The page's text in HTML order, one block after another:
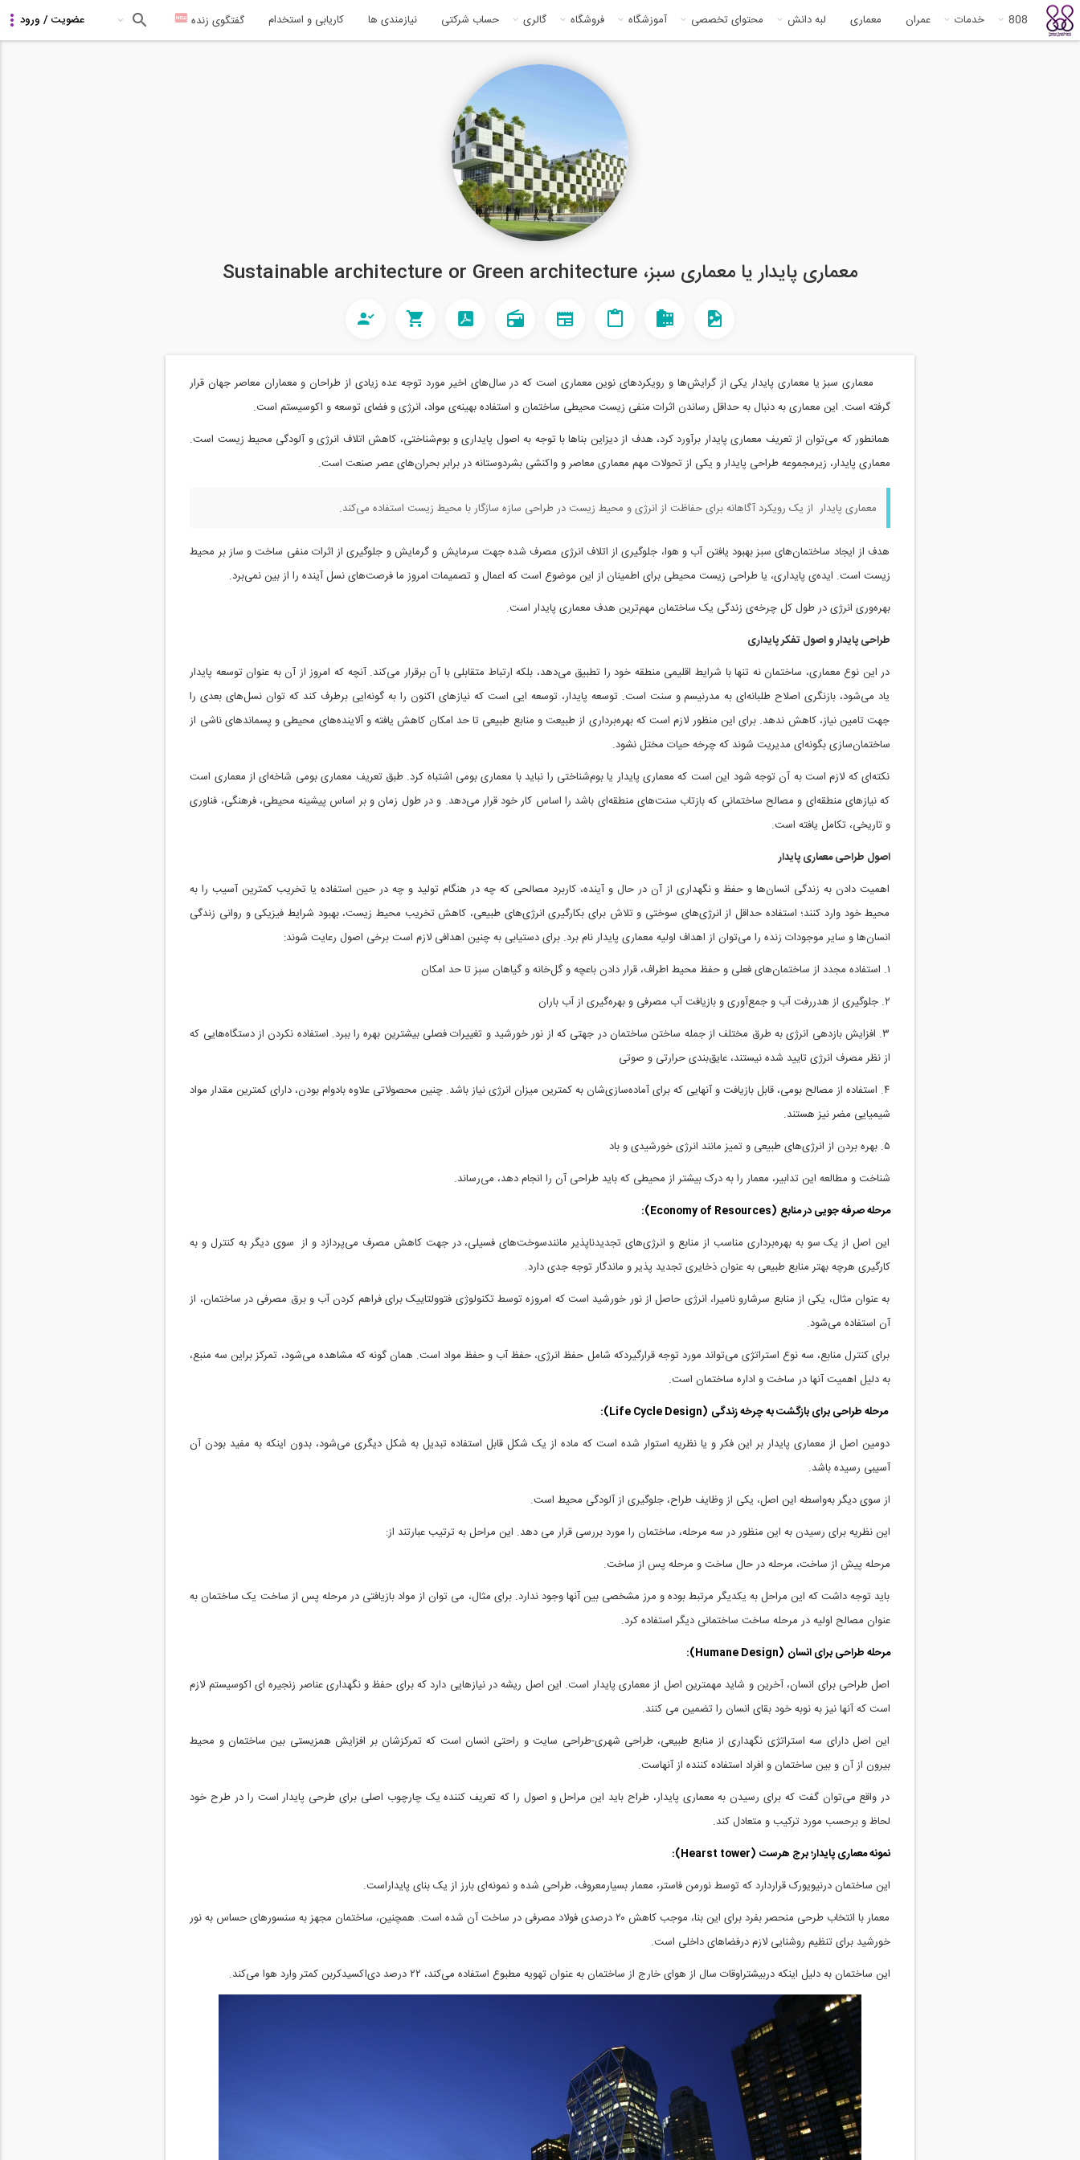
808 خدمات عمران معماری لبه دانش محتوای تخصصی آموزشگاه فروشگاه گالری حساب شرکتی نیازمندی ها کاریابی و استخدام گفتگوی زنده
معماری پایدار یا معماری سبز، Sustainable architecture or Green architecture
معماری سبز یا معماری پایدار یکی از گرایش‌ها و رویکردهای نوین معماری است که در سال‌های اخیر مورد توجه عده زیادی از طراحان و معماران معاصر جهان قرار
گرفته است. این معماری به دنبال به حداقل رساندن اثرات منفی زیست محیطی ساختمان و استفاده بهینه‌ی مواد، انرژی و فضای توسعه و اکوسیستم است.
همانطور که می‌توان از تعریف معماری پایدار برآورد کرد، هدف از دیزاین بناها با توجه به اصول پایداری و بوم‌شناختی، کاهش اتلاف انرژی و آلودگی محیط زیست است.
معماری پایدار، زیرمجموعه طراحی پایدار و یکی از تحولات مهم معماری معاصر و واکنشی بشردوستانه در برابر بحران‌های عصر صنعت است.
معماری پایدار از یک رویکرد آگاهانه برای حفاظت از انرژی و محیط زیست در طراحی سازه سازگار با محیط زیست استفاده می‌کند.
هدف از ایجاد ساختمان‌های سبز بهبود یافتن آب و هوا، جلوگیری از اتلاف انرژی مصرف شده جهت سرمایش و گرمایش و جلوگیری از اثرات منفی ساخت و ساز بر محیط
زیست است. ایده‌ی پایداری، یا طراحی زیست محیطی برای اطمینان از این موضوع است که اعمال و تصمیمات امروز ما فرصت‌های نسل آینده را از بین نمی‌برد.
بهره‌وری انرژی در طول کل چرخه‌ی زندگی یک ساختمان مهم‌ترین هدف معماری پایدار است.
طراحی پایدار و اصول تفکر پایداری
در این نوع معماری، ساختمان نه تنها با شرایط اقلیمی منطقه خود را تطبیق می‌دهد، بلکه ارتباط متقابلی با آن برقرار می‌کند. آنچه که امروز از آن به عنوان توسعه پایدار
یاد می‌شود، بازنگری اصلاح طلبانه‌ای به مدرنیسم و سنت است. توسعه پایدار، توسعه ایی است که نیازهای اکنون را به گونه‌ایی برطرف کند که توان نسل‌های بعدی را
جهت تامین نیاز، کاهش ندهد. برای این منظور لازم است که بهره‌برداری از طبیعت و منابع طبیعی تا حد امکان کاهش یافته و آلاینده‌های محیطی و پسماندهای ناشی از
ساختمان‌سازی بگونه‌ای مدیریت شوند که چرخه حیات مختل نشود.
نکته‌ای که لازم است به آن توجه شود این است که معماری پایدار یا بوم‌شناختی را نباید با معماری بومی اشتباه کرد. طبق تعریف معماری بومی شاخه‌ای از معماری است
که نیازهای منطقه‌ای و مصالح ساختمانی که بازتاب سنت‌های منطقه‌ای باشد را اساس کار خود قرار می‌دهد. و در طول زمان و بر اساس پیشینه محیطی، فرهنگی، فناوری
و تاریخی، تکامل یافته است.
اصول طراحی معماری پایدار
اهمیت دادن به زندگی انسان‌ها و حفظ و نگهداری از آن در حال و آینده، کاربرد مصالحی که چه در هنگام تولید و چه در حین استفاده یا تخریب کمترین آسیب را به
محیط خود وارد کنند؛ استفاده حداقل از انرژی‌های سوختی و تلاش برای بکارگیری انرژی‌های طبیعی، کاهش تخریب محیط زیست، بهبود شرایط فیزیکی و روانی زندگی
انسان‌ها و سایر موجودات زنده را می‌توان از اهداف اولیه معماری پایدار نام برد. برای دستیابی به چنین اهدافی لازم است برخی اصول رعایت شوند:
۱. استفاده مجدد از ساختمان‌های فعلی و حفظ محیط اطراف، قرار دادن باعچه و گل‌خانه و گیاهان سبز تا حد امکان
۲. جلوگیری از هدررفت آب و جمع‌آوری و بازیافت آب مصرفی و بهره‌گیری از آب باران
۳. افزایش بازدهی انرژی به طرق مختلف از جمله ساختن ساختمان در جهتی که از نور خورشید و تغییرات فصلی بیشترین بهره را ببرد. استفاده نکردن از دستگاه‌هایی که
از نظر مصرف انرژی تایید شده نیستند، عایق‌بندی حرارتی و صوتی
۴. استفاده از مصالح بومی، قابل بازیافت و آنهایی که برای آماده‌سازی‌شان به کمترین میزان انرژی نیاز باشد. چنین محصولاتی علاوه بادوام بودن، دارای کمترین مقدار مواد
شیمیایی مضر نیز هستند.
۵. بهره بردن از انرژی‌های طبیعی و تمیز مانند انرژی خورشیدی و باد
شناخت و مطالعه این تدابیر، معمار را به درک بیشتر از محیطی که باید طراحی آن را انجام دهد، می‌رساند.
مرحله صرفه جویی در منابع (Economy of Resources):
این اصل از یک سو به بهره‌برداری مناسب از منابع و انرژی‌های تجدیدناپذیر مانندسوخت‌های فسیلی، در جهت کاهش مصرف می‌پردازد و از سوی دیگر به کنترل و به
کارگیری هرچه بهتر منابع طبیعی به عنوان ذخایری تجدید پذیر و ماندگار توجه جدی دارد.
به عنوان مثال، یکی از منابع سرشارو نامیرا، انرژی حاصل از نور خورشید است که امروزه توسط تکنولوژی فتوولتاییک برای فراهم کردن آب و برق مصرفی در ساختمان، از
آن استفاده می‌شود.
برای کنترل منابع، سه نوع استراتژی می‌تواند مورد توجه قرارگیردکه شامل حفظ انرژی، حفظ آب و حفظ مواد است. همان گونه که مشاهده می‌شود، تمرکز براین سه منبع،
به دلیل اهمیت آنها در ساخت و اداره ساختمان است.
مرحله طراحی برای بازگشت به چرخه زندگی (Life Cycle Design):
دومین اصل از معماری پایدار بر این فکر و یا نظریه استوار شده است که ماده از یک شکل قابل استفاده تبدیل به شکل دیگری می‌شود، بدون اینکه به مفید بودن آن
آسیبی رسیده باشد.
از سوی دیگر به‌واسطه این اصل، یکی از وظایف طراح، جلوگیری از آلودگی محیط است.
این نظریه برای رسیدن به این منظور در سه مرحله، ساختمان را مورد بررسی قرار می دهد. این مراحل به ترتیب عبارتند از:
مرحله پیش از ساخت، مرحله در حال ساخت و مرحله پس از ساخت.
باید توجه داشت که این مراحل به یکدیگر مرتبط بوده و مرز مشخصی بین آنها وجود ندارد. برای مثال، می توان از مواد بازیافتی در مرحله پس از ساخت یک ساختمان به
عنوان مصالح اولیه در مرحله ساخت ساختمانی دیگر استفاده کرد.
مرحله طراحی برای انسان (Humane Design):
اصل طراحی برای انسان، آخرین و شاید مهمترین اصل از معماری پایدار است. این اصل ریشه در نیازهایی دارد که برای حفظ و نگهداری عناصر زنجیره ای اکوسیستم لازم
است که آنها نیز به نوبه خود بقای انسان را تضمین می کنند.
این اصل دارای سه استراتژی نگهداری از منابع طبیعی، طراحی شهری-طراحی سایت و راحتی انسان است که تمرکزشان بر افزایش همزیستی بین ساختمان و محیط
بیرون از آن و بین ساختمان و افراد استفاده کننده از آنهاست.
در واقع می‌توان گفت که برای رسیدن به معماری پایدار، طراح باید این مراحل و اصول را که تعریف کننده یک چارچوب اصلی برای طرحی پایدار است را در طرح خود
لحاظ و برحسب مورد ترکیب و متعادل کند.
نمونه معماری پایدار؛ برج هرست (Hearst tower):
این ساختمان درنیویورک قراردارد که توسط نورمن فاستر، معمار بسیارمعروف، طراحی شده و نمونه‌ای بارز از یک بنای پایداراست.
معمار با انتخاب طرحی منحصر بفرد برای این بنا، موجب کاهش ۲۰ درصدی فولاد مصرفی در ساخت آن شده است. همچنین، ساختمان مجهز به سنسورهای حساس به نور
خورشید برای تنظیم روشنایی لازم درفضاهای داخلی است.
این ساختمان به دلیل اینکه دربیشتراوقات سال از هوای خارج از ساختمان به عنوان تهویه مطبوع استفاده می‌کند، ۲۲ درصد دی‌اکسیدکربن کمتر ‌وارد هوا می‌کند.